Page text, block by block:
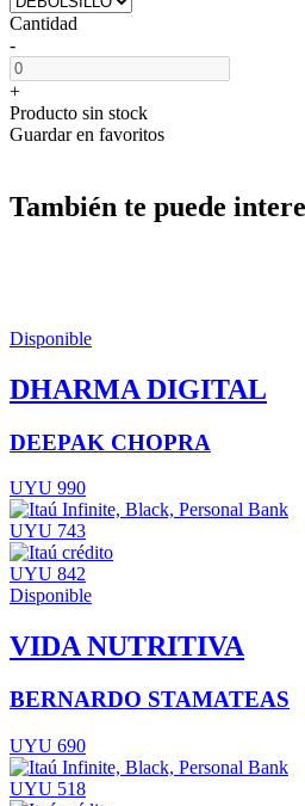
Cantidad
-
+
Producto sin stock
Guardar en favoritos
También te puede
Disponible
DHARMA DIGITAL
DEEPAK CHOPRA
UYU 990
UYU 743
UYU 842
Disponible
VIDA NUTRITIVA
BERNARDO STAMATEAS
UYU 690
UYU 518